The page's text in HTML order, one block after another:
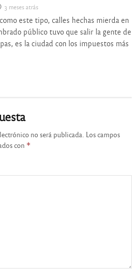
3 meses atrás
este tipo, calles hechas mierda en
público tuvo que salir la gente de
es la ciudad con los impuestos más
no será publicada. Los campos
con *